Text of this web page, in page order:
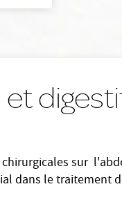
sur
dans le traitement